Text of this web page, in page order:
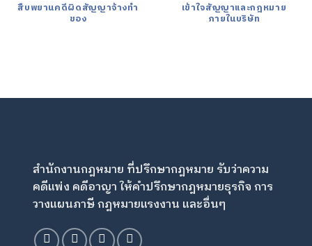
สืบพยานคดีผิดสัญญาจ้างทำ
ของ
เข้าใจสัญญาและกฎหมาย
ภายในบริษัท
สำนักงานกฎหมาย ที่ปรึกษากฎหมาย รับว่าความ
คดีแพ่ง คดีอาญา ให้คำปรึกษากฎหมายธุรกิจ การ
วางแผนภาษี กฎหมายแรงงาน และอื่นๆ